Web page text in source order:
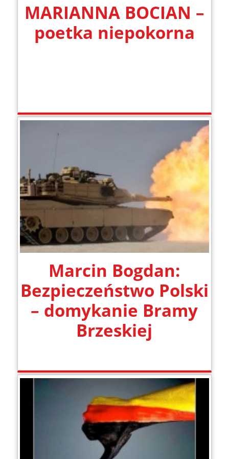
MARIANNA BOCIAN –
poetka niepokorna
Marcin Bogdan:
Bezpieczeństwo Polski
– domykanie Bramy
Brzeskiej